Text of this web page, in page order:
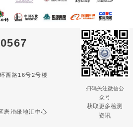
西路16号2号楼
唐冶绿地汇中心
扫码关注微信公
众号
获取更多检测
资讯